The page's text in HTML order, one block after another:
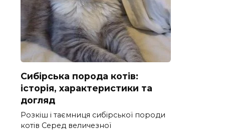
Сибірська порода котів:
історія, характеристики та
догляд
Розкіш і таємниця сибірської породи
котів Серед величезної